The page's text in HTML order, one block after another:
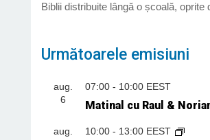
Biblii distribuite lângă o școală, oprite
Următoarele emisiuni
aug.
6
07:00- 10:00 EEST
Matinal cu Raul &
aug.
10:00- 13:00 EEST